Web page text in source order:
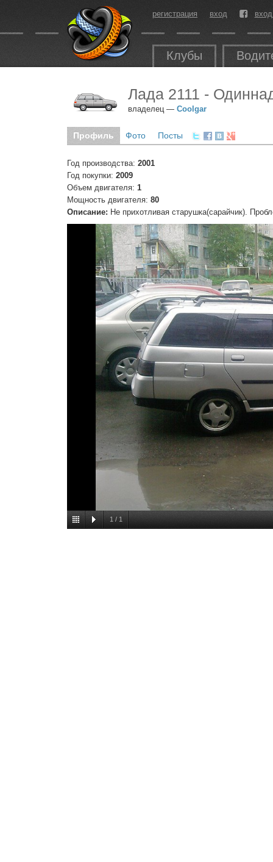
регистрация вход
Клубы
Лада 2111 -
владелец — Coolgar
Профиль Фото Посты
Год производства: 2001
Год покупки: 2009
Объем двигателя: 1
Мощность двигателя: 80
Описание: Не прихотливая старушка(сарайчик).
1 / 1